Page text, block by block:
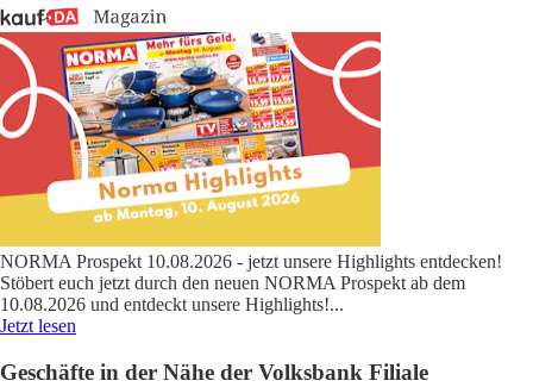
NORMA Prospekt 10.08.2026 - jetzt unsere Highlights entdecken!
Stöbert euch jetzt durch den neuen NORMA Prospekt ab dem
10.08.2026 und entdeckt unsere Highlights!...
Jetzt lesen
Geschäfte in der Nähe der Volksbank Filiale